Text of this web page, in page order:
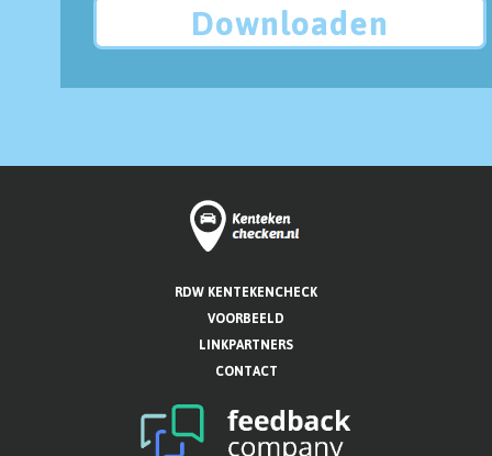
Downloaden
RDW KENTEKENCHECK
VOORBEELD
LINKPARTNERS
CONTACT